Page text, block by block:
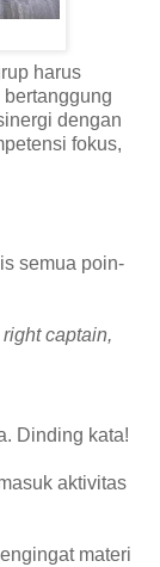
harus
dengan
fokus,
semua poin-
captain,
Dinding kata!
aktivitas
materi